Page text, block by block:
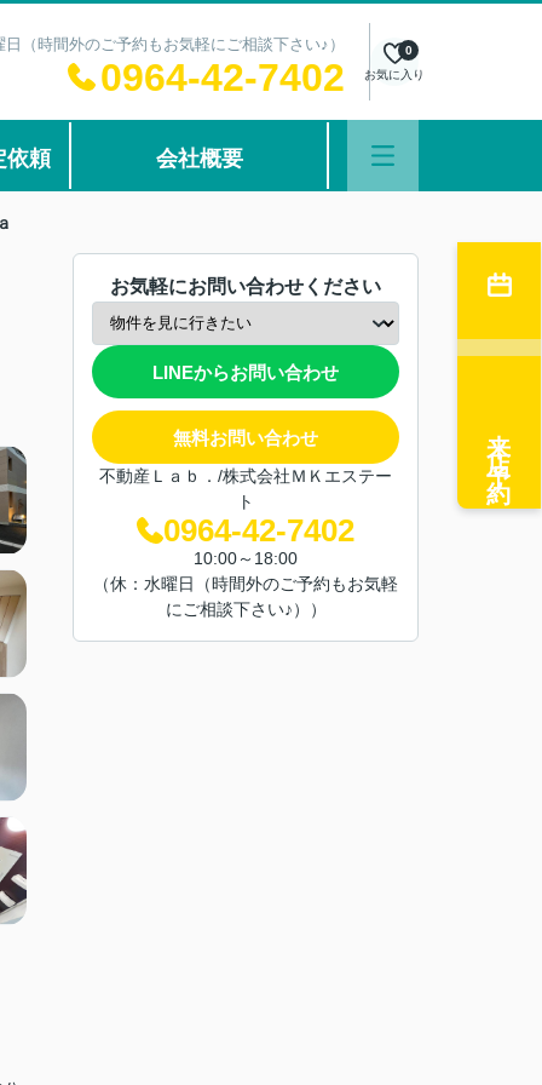
（時間外のご予約もお気軽にご相談下さい♪）
0964-42-7402 お気に入り
0
依頼 会社概要
お気軽にお問い合わせください
LINEからお問い合わせ
無料お問い合わせ
不動産Ｌａｂ．/株式会社ＭＫエステー
ト
0964-42-7402
10:00～18:00
（休：水曜日（時間外のご予約もお気軽
にご相談下さい♪））
来店予約